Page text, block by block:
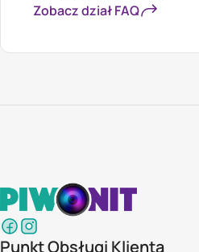
Zobacz dział FAQ
Punkt Obsługi Klienta